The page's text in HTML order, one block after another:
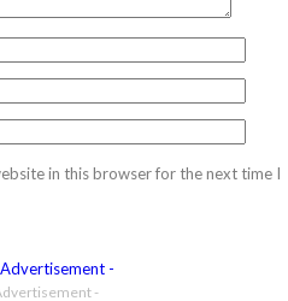
in this browser for the next time I
-